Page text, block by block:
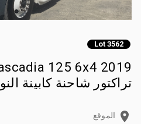
Lot 3562
Cascadia 125 6x4
تراكتور شاحنة كابينة
الموقع